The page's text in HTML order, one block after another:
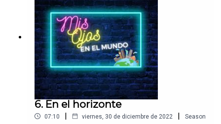
6. En el horizonte
07:10 | viernes, 30 de diciembre de 2022 |
Season